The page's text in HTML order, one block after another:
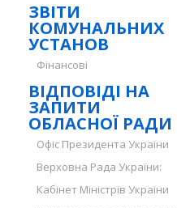
ЗВІТИ
КОМУНАЛЬНИХ
УСТАНОВ
Фінансові
ВІДПОВІДІ НА
ЗАПИТИ
ОБЛАСНОЇ РАДИ
Офіс Президента України
Верховна Рада України:
Кабінет Міністрів України